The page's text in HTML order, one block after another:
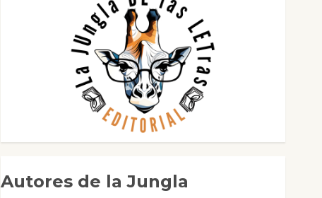
Autores de la Jungla